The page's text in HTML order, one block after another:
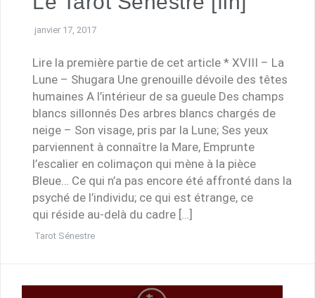
janvier 17, 2017
Lire la première partie de cet article * XVIII – La
Lune – Shugara Une grenouille dévoile des têtes
humaines A l’intérieur de sa gueule Des champs
blancs sillonnés Des arbres blancs chargés de
neige – Son visage, pris par la Lune; Ses yeux
parviennent à connaître la Mare, Emprunte
l’escalier en colimaçon qui mène à la pièce
Bleue… Ce qui n’a pas encore été affronté dans la
psyché de l’individu; ce qui est étrange, ce
qui réside au-delà du cadre […]
Tarot Sénestre